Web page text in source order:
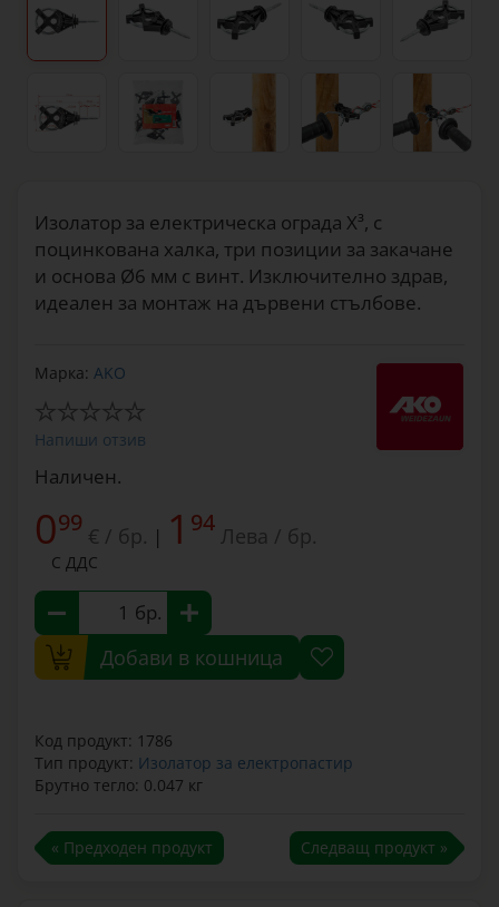
Изолатор за електрическа ограда X³, с
поцинкована халка, три позиции за закачане
и основа Ø6 мм с винт. Изключително здрав,
идеален за монтаж на дървени стълбове.
Марка: AKO
Напиши отзив
Наличен.
099 € / бр. | 1 94 Лева / бр.
С ДДС
бр.
Добави в кошница
Код продукт: 1786
Тип продукт: Изолатор за електропастир
Брутно тегло: 0.047 кг
« Предходен продукт Следващ продукт »